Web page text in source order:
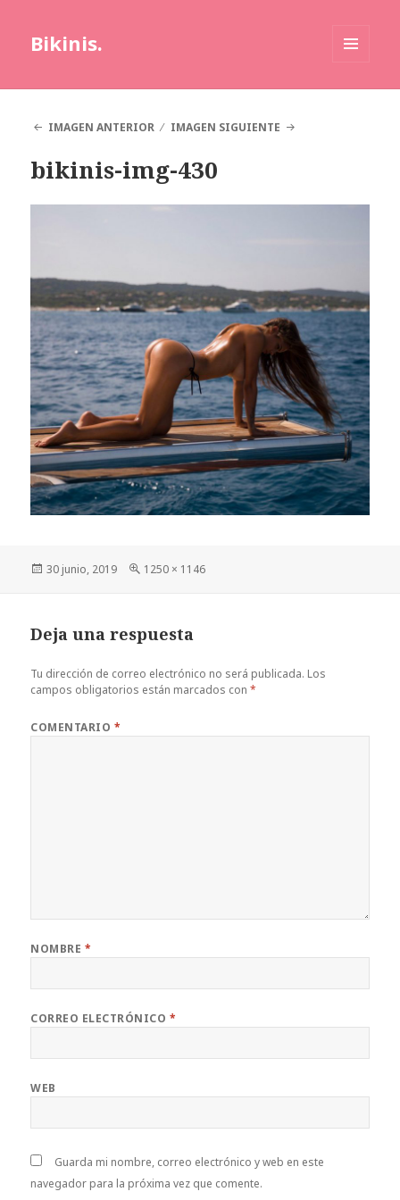
Bikinis.
IMAGEN ANTERIOR
IMAGEN SIGUIENTE
bikinis-img-430
Publicado
30 junio, 2019
Tamaño
1250 × 1146
Deja una respuesta
Tu dirección de correo electrónico no será publicada. Los
campos obligatorios están marcados con*
COMENTARIO *
NOMBRE *
CORREO ELECTRÓNICO *
WEB
Guarda mi nombre, correo electrónico y web en este
navegador para la próxima vez que comente.